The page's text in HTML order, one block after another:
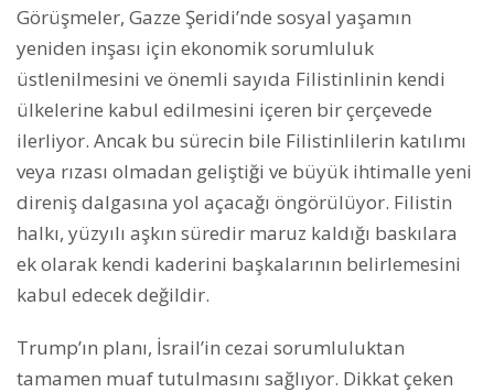
Görüşmeler, Gazze Şeridi’nde sosyal yaşamın
yeniden inşası için ekonomik sorumluluk
üstlenilmesini ve önemli sayıda Filistinlinin kendi
ülkelerine kabul edilmesini içeren bir çerçevede
ilerliyor. Ancak bu sürecin bile Filistinlilerin katılımı
veya rızası olmadan geliştiği ve büyük ihtimalle yeni
direniş dalgasına yol açacağı öngörülüyor. Filistin
halkı, yüzyılı aşkın süredir maruz kaldığı baskılara
ek olarak kendi kaderini başkalarının belirlemesini
kabul edecek değildir.
Trump’ın planı, İsrail’in cezai sorumluluktan
tamamen muaf tutulmasını sağlıyor. Dikkat çeken